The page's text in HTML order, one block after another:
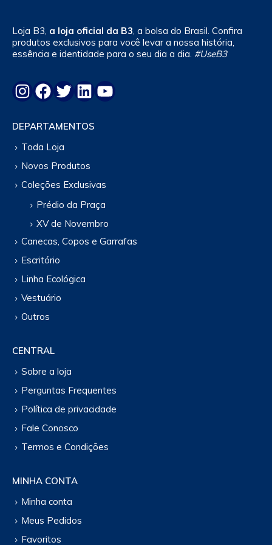
the
product
page
the
product
page
Loja B3, a loja oficial da B3, a bolsa do Brasil. Confira
produtos exclusivos para você levar a nossa história,
essência e identidade para o seu dia a dia. #UseB3
Instagram
Facebook
Twitter
LinkedIn
YouTube
DEPARTAMENTOS
Toda Loja
Novos Produtos
Coleções Exclusivas
Prédio da Praça
XV de Novembro
Canecas, Copos e Garrafas
Escritório
Linha Ecológica
Vestuário
Outros
CENTRAL
Sobre a loja
Perguntas Frequentes
Política de privacidade
Fale Conosco
Termos e Condições
MINHA CONTA
Minha conta
Meus Pedidos
Favoritos